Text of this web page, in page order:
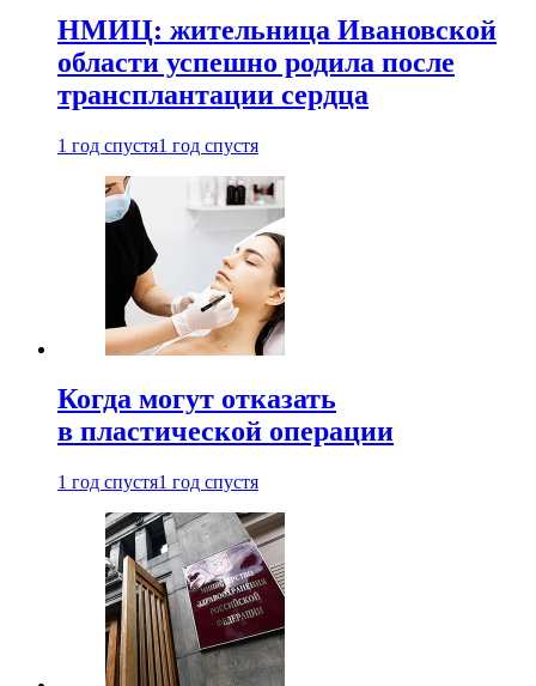
НМИЦ: жительница Ивановской
области успешно родила после
трансплантации сердца
1 год спустя1 год спустя
Когда могут отказать
в пластической операции
1 год спустя1 год спустя